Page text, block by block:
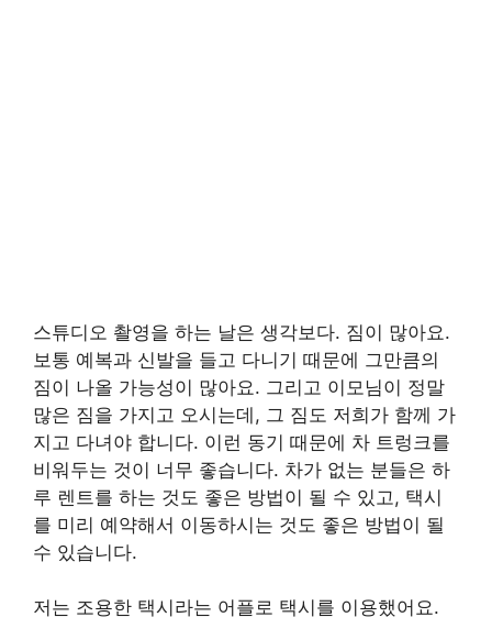
스튜디오 촬영을 하는 날은 생각보다. 짐이 많아요.
보통 예복과 신발을 들고 다니기 때문에 그만큼의
짐이 나올 가능성이 많아요. 그리고 이모님이 정말
많은 짐을 가지고 오시는데, 그 짐도 저희가 함께 가
지고 다녀야 합니다. 이런 동기 때문에 차 트렁크를
비워두는 것이 너무 좋습니다. 차가 없는 분들은 하
루 렌트를 하는 것도 좋은 방법이 될 수 있고, 택시
를 미리 예약해서 이동하시는 것도 좋은 방법이 될
수 있습니다.
저는 조용한 택시라는 어플로 택시를 이용했어요.